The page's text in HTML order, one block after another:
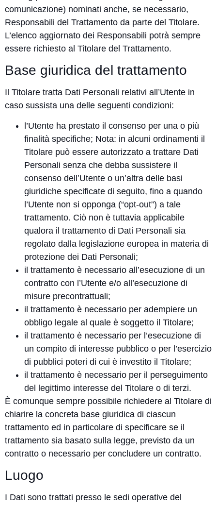
comunicazione) nominati anche, se necessario,
Responsabili del Trattamento da parte del Titolare.
L’elenco aggiornato dei Responsabili potrà sempre
essere richiesto al Titolare del Trattamento.
Base giuridica del trattamento
Il Titolare tratta Dati Personali relativi all’Utente in
caso sussista una delle seguenti condizioni:
l’Utente ha prestato il consenso per una o più
finalità specifiche; Nota: in alcuni ordinamenti il
Titolare può essere autorizzato a trattare Dati
Personali senza che debba sussistere il
consenso dell’Utente o un’altra delle basi
giuridiche specificate di seguito, fino a quando
l’Utente non si opponga (“opt-out”) a tale
trattamento. Ciò non è tuttavia applicabile
qualora il trattamento di Dati Personali sia
regolato dalla legislazione europea in materia di
protezione dei Dati Personali;
il trattamento è necessario all’esecuzione di un
contratto con l’Utente e/o all’esecuzione di
misure precontrattuali;
il trattamento è necessario per adempiere un
obbligo legale al quale è soggetto il Titolare;
il trattamento è necessario per l’esecuzione di
un compito di interesse pubblico o per l’esercizio
di pubblici poteri di cui è investito il Titolare;
il trattamento è necessario per il perseguimento
del legittimo interesse del Titolare o di terzi.
È comunque sempre possibile richiedere al Titolare di
chiarire la concreta base giuridica di ciascun
trattamento ed in particolare di specificare se il
trattamento sia basato sulla legge, previsto da un
contratto o necessario per concludere un contratto.
Luogo
I Dati sono trattati presso le sedi operative del